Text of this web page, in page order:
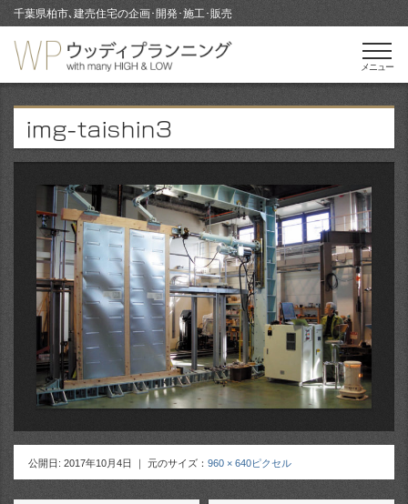
千葉県柏市､建売住宅の企画･開発･施工･販売
メニュー
img-taishin3
公開日: 2017年10月4日 ｜ 元のサイズ： 960 × 640ピクセル